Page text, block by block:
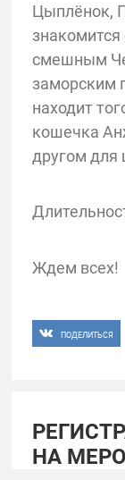
Цыплёнок,
смешным
заморским
находит
кошечка
другом для
Ждем всех!
ПОДЕЛИТЬСЯ
НА